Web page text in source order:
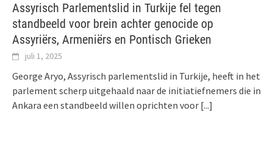
Assyrisch Parlementslid in Turkije fel tegen
standbeeld voor brein achter genocide op
Assyriërs, Armeniërs en Pontisch Grieken
juli 1, 2025
George Aryo, Assyrisch parlementslid in Turkije, heeft in het
parlement scherp uitgehaald naar de initiatiefnemers die in
Ankara een standbeeld willen oprichten voor [...]